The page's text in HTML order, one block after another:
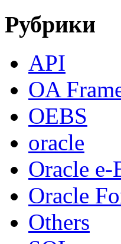
Рубрики
API
OA
OEBS
oracle
Oracle e-
Oracle
Others